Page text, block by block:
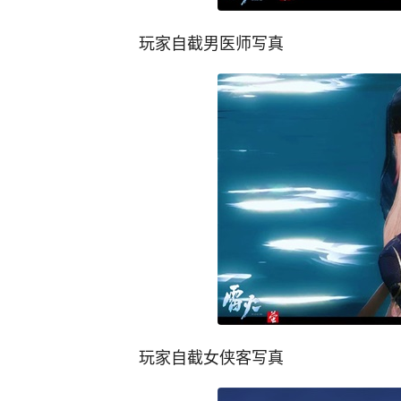
玩家自截男医师写真
玩家自截女侠客写真